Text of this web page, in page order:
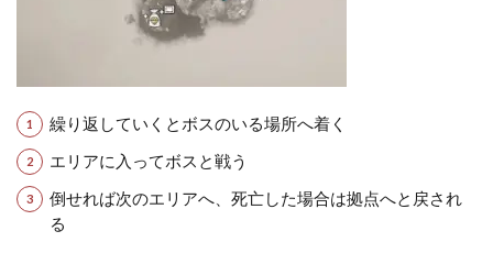
繰り返していくとボスのいる場所へ着く
エリアに入ってボスと戦う
倒せれば次のエリアへ、死亡した場合は拠点へと戻され
る